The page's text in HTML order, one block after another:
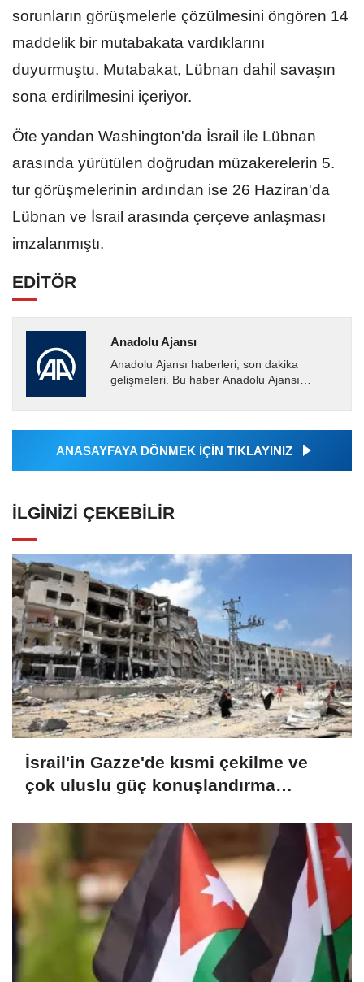
sorunların görüşmelerle çözülmesini öngören 14
maddelik bir mutabakata vardıklarını
duyurmuştu. Mutabakat, Lübnan dahil savaşın
sona erdirilmesini içeriyor.
Öte yandan Washington'da İsrail ile Lübnan
arasında yürütülen doğrudan müzakerelerin 5.
tur görüşmelerinin ardından ise 26 Haziran'da
Lübnan ve İsrail arasında çerçeve anlaşması
imzalanmıştı.
EDİTÖR
Anadolu Ajansı
Anadolu Ajansı haberleri, son dakika
gelişmeleri. Bu haber Anadolu Ajansı
tarafından geçilen tüm...
ANASAYFAYA DÖNMEK İÇİN TIKLAYINIZ
İLGINIZI ÇEKEBILIR
İsrail'in Gazze'de kısmi çekilme ve
çok uluslu güç konuşlandırma